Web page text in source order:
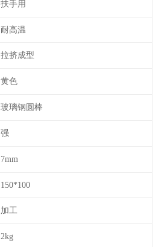
扶手用
耐高温
拉挤成型
黄色
玻璃钢圆棒
强
7mm
150*100
加工
2kg